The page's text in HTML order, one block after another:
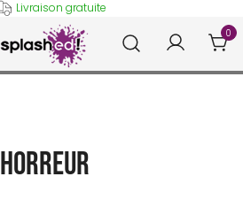
Livraison gratuite
0
Horreur